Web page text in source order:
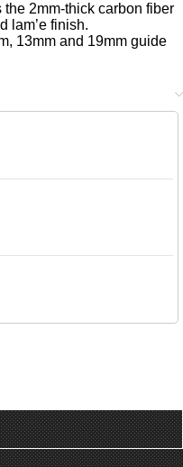
2mm-thick carbon fiber
lam’e finish.
13mm and 19mm guide